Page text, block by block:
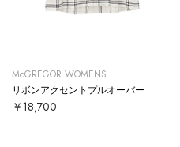
McGREGOR WOMENS
リボンアクセントプルオーバー
￥18,700